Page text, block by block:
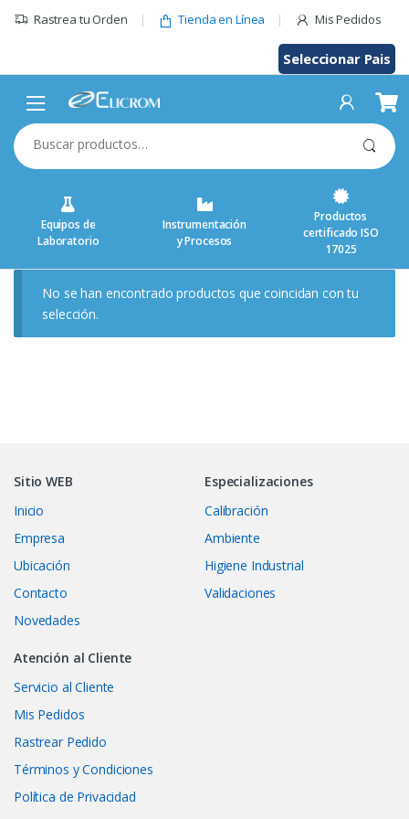
Rastrea tu Orden Tienda en Línea Mis Pedidos
Seleccionar Pais
Buscar
por:
Equipos de
Laboratorio
Instrumentación
y Procesos
Productos
certificado ISO
17025
No se han encontrado productos que coincidan con tu
selección.
Sitio WEB
Inicio
Empresa
Ubicación
Contacto
Novedades
Especializaciones
Calibración
Ambiente
Higiene Industrial
Validaciones
Atención al Cliente
Servicio al Cliente
Mis Pedidos
Rastrear Pedido
Términos y Condiciones
Política de Privacidad